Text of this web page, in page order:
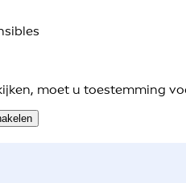
moet u toestemming